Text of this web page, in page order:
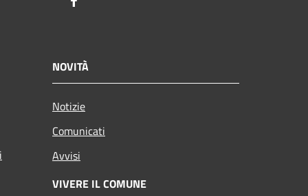
NOVITÀ
Notizie
Comunicati
Avvisi
VIVERE IL COMUNE